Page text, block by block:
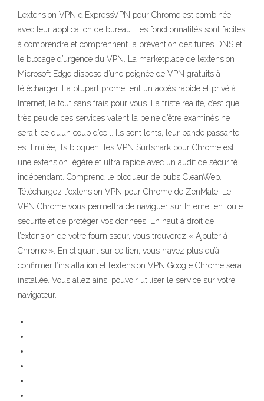
L’extension VPN d’ExpressVPN pour Chrome est combinée
avec leur application de bureau. Les fonctionnalités sont faciles
à comprendre et comprennent la prévention des fuites DNS et
le blocage d’urgence du VPN. La marketplace de l’extension
Microsoft Edge dispose d’une poignée de VPN gratuits à
télécharger. La plupart promettent un accès rapide et privé à
Internet, le tout sans frais pour vous. La triste réalité, c’est que
très peu de ces services valent la peine d’être examinés ne
serait-ce qu’un coup d’œil. Ils sont lents, leur bande passante
est limitée, ils bloquent les VPN Surfshark pour Chrome est
une extension légère et ultra rapide avec un audit de sécurité
indépendant. Comprend le bloqueur de pubs CleanWeb.
Téléchargez l'extension VPN pour Chrome de ZenMate. Le
VPN Chrome vous permettra de naviguer sur Internet en toute
sécurité et de protéger vos données. En haut à droit de
l’extension de votre fournisseur, vous trouverez « Ajouter à
Chrome ». En cliquant sur ce lien, vous n’avez plus qu’à
confirmer l’installation et l’extension VPN Google Chrome sera
installée. Vous allez ainsi pouvoir utiliser le service sur votre
navigateur.